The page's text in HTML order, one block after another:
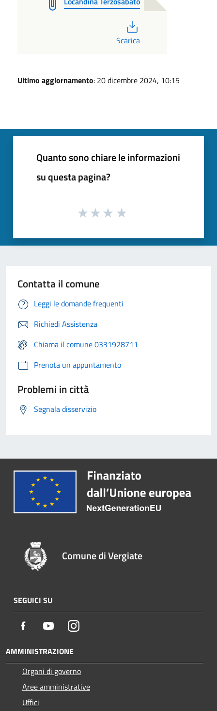
Scarica
Ultimo aggiornamento: 20 dicembre 2024, 10:15
Quanto sono chiare le informazioni
su questa pagina?
Contatta il comune
Leggi le domande frequenti
Richiedi Assistenza
Chiama il comune 0331928711
Prenota un appuntamento
Problemi in città
Segnala disservizio
Comune di Vergiate
SEGUICI SU
Facebook YoutubeInstagram
AMMINISTRAZIONE
Organi di governo
Aree amministrative
Uffici